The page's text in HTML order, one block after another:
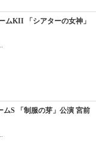
ムKII 「シアターの女神」
ムS 「制服の芽」公演 宮前